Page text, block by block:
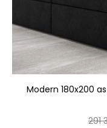
Modern 180x200
291